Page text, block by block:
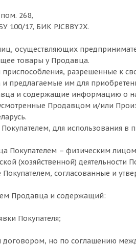
268,
100/17, БИК PJCBBY2X.
осуществляющих
товары у Продавца.
разрешенные к
предлагаемые им для
и содержащие информацию о
Продавцом и/или
для использования в
Покупателем – физическим
(хозяйственной) деятельности
Покупателем, согласованные и
Продавца и содержащий:
Покупателя;
договором, но по соглашению